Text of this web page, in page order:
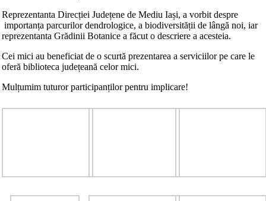
Reprezentanta Direcției Județene de Mediu Iași, a vorbit despre
importanța parcurilor dendrologice, a biodiversității de lângă noi, iar
reprezentanta Grădinii Botanice a făcut o descriere a acesteia.
Cei mici au beneficiat de o scurtă prezentarea a serviciilor pe care le
oferă biblioteca județeană celor mici.
Mulțumim tuturor participanților pentru implicare!